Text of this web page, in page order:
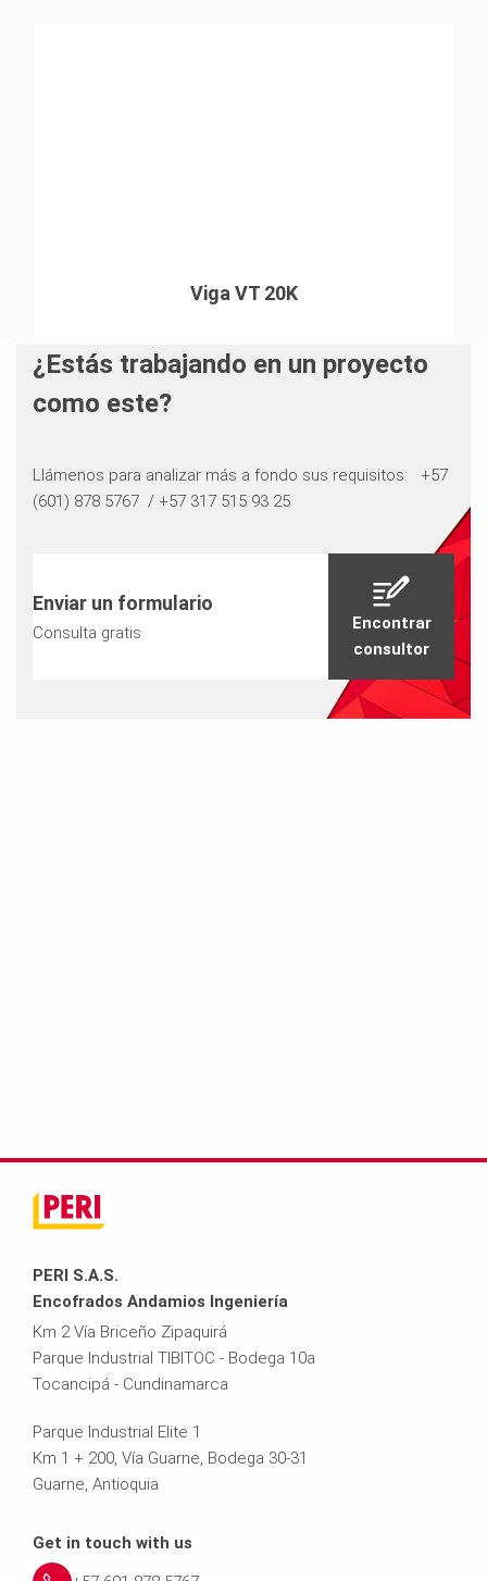
Viga VT 20K
¿Estás trabajando en un proyecto
como este?
Llámenos para analizar más a fondo sus requisitos: ​​​​​​​ +57
(601) 878 5767 / +57 317 515 93 25
Enviar un formulario
Consulta gratis
Encontrar
consultor
PERI S.A.S.
Encofrados Andamios Ingeniería
Km 2 Vía Briceño Zipaquirá
Parque Industrial TIBITOC - Bodega 10a
Tocancipá - Cundinamarca
Parque Industrial Elite 1
Km 1 + 200, Vía Guarne, Bodega 30-31
Guarne, Antioquia
Get in touch with us